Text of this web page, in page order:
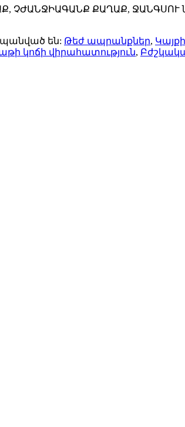
ՉԺԱՆՋԻԱԳԱՆՔ ՔԱՂԱՔ, ՋԱՆԳՍՈՒ
են: Թեժ ապրանքներ,
կոճի վիրահատություն,